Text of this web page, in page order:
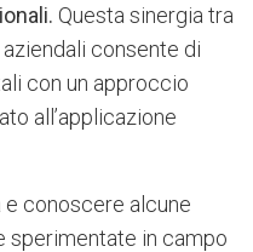
Questa sinergia tra
consente di
con un approccio
all’applicazione
conoscere alcune
sperimentate in campo